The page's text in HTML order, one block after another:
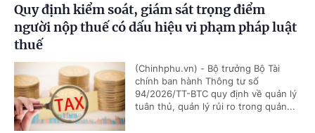
Quy định kiểm soát, giám sát trọng điểm
người nộp thuế có dấu hiệu vi phạm pháp luật
thuế
(Chinhphu.vn) - Bộ trưởng Bộ Tài
chính ban hành Thông tư số
94/2026/TT-BTC quy định về quản lý
tuân thủ, quản lý rủi ro trong quản...